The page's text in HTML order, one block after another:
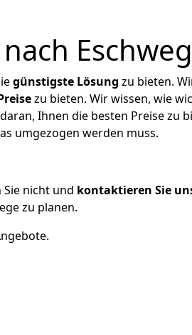
günstigste Lösung zu bieten.
zu bieten. Wir wissen, wie
Ihnen die besten Preise zu
umgezogen werden muss.
Sie nicht und kontaktieren Sie
zu planen.